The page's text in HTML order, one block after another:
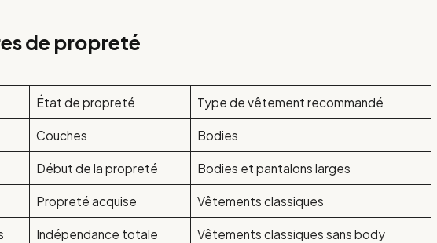
de propreté
État de propreté Type de vêtement recommandé
Couches Bodies
Début de la propreté Bodies et pantalons larges
Propreté acquise Vêtements classiques
Indépendance totale Vêtements classiques sans body